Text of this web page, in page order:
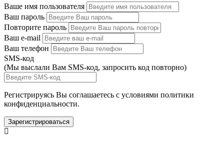
Ваше имя пользователя
Ваш пароль
Повторите пароль
Ваш e-mail
Ваш телефон
SMS-код
(Мы выслали Вам SMS-код, запросить код повторно)
Регистрируясь Вы соглашаетесь с условиями политики
конфиденциальности.
Зарегистрироваться